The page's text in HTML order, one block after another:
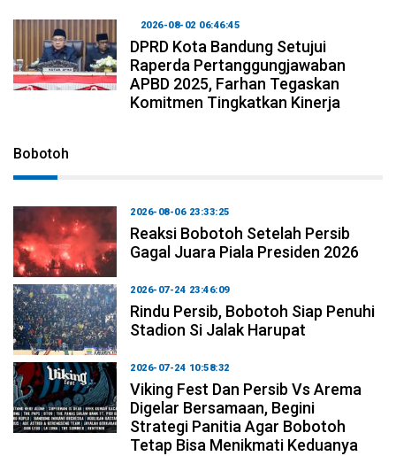
2026-08-02 06:46:45
DPRD Kota Bandung Setujui
Raperda Pertanggungjawaban
APBD 2025, Farhan Tegaskan
Komitmen Tingkatkan Kinerja
Bobotoh
2026-08-06 23:33:25
Reaksi Bobotoh Setelah Persib
Gagal Juara Piala Presiden 2026
2026-07-24 23:46:09
Rindu Persib, Bobotoh Siap Penuhi
Stadion Si Jalak Harupat
2026-07-24 10:58:32
Viking Fest Dan Persib Vs Arema
Digelar Bersamaan, Begini
Strategi Panitia Agar Bobotoh
Tetap Bisa Menikmati Keduanya